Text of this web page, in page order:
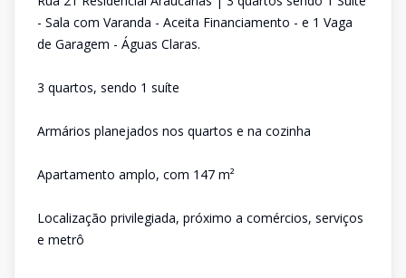
- Sala com Varanda - Aceita Financiamento - e 1 Vaga
de Garagem - Águas Claras.
3 quartos, sendo 1 suíte
Armários planejados nos quartos e na cozinha
Apartamento amplo, com 147 m²
Localização privilegiada, próximo a comércios, serviços
e metrô